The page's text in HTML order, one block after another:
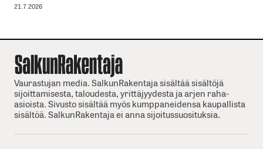
21.7.2026
Vaurastujan media. SalkunRakentaja sisältää sisältöjä
sijoittamisesta, taloudesta, yrittäjyydesta ja arjen raha-
asioista. Sivusto sisältää myös kumppaneidensa kaupallista
sisältöä. SalkunRakentaja ei anna sijoitussuosituksia.